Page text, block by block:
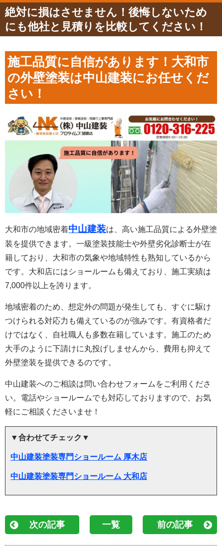
絶対に損はさせません！後悔しないため
にも他社と見積りを比較してください！
施工品質に自信があります！大和市
の外壁塗装は中山建装にお任せくだ
さい！
大和市の地域密着中山建装は、高い施工品質による外壁塗
装を提供できます。一級塗装技能士や外壁劣化診断士が在
籍しており、大和市の気象や地域特性も熟知しているから
です。大和店にはショールームも備えており、施工実績は
7,000件以上を誇ります。
地域密着のため、想定外の問題が発生しても、すぐに駆け
つけられる対応力も備えているのが強みです。有資格者だ
けではなく、自社職人も多数在籍しています。施工のため
大手のように下請けに丸投げしませんから、費用も抑えて
外壁塗装を提供できるのです。
中山建装へのご相談は問い合わせフォームをご利用くださ
い。電話やショールームでも対応しておりますので、お気
軽にご相談くださいませ！
▼合わせてチェック▼
中山建装塗装専門ショールーム 厚木店
中山建装塗装専門ショールーム 大和店
次の記事 一覧 前の記事